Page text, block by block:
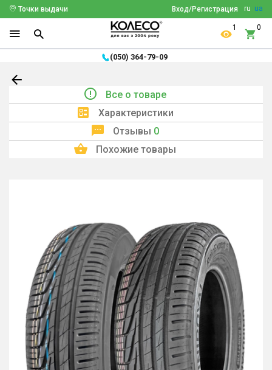
ru ua
Вход/Регистрация
Точки выдачи
1 0
(050) 364-79-09
Все о товаре
Характеристики
Отзывы 0
Похожие товары